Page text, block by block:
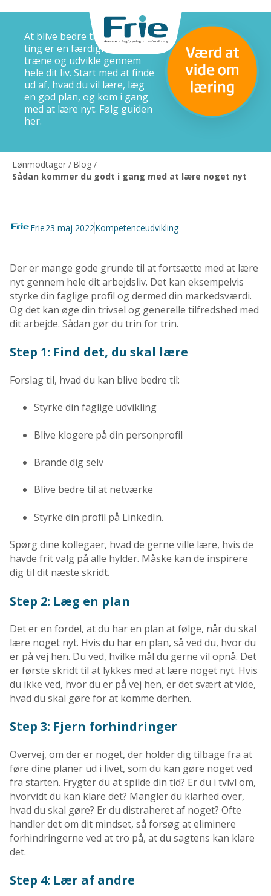
At blive bedre til at lære nye
ting er en færdighed, du kan
træne og udvikle gennem
hele dit liv. Start med at finde
ud af, hvad du vil lære, læg
en god plan, og kom i gang
med at lære nyt. Følg guiden
her.
Lønmodtager / Blog /
Sådan kommer du godt i gang med at lære noget nyt
Frie23 maj 2022Kompetenceudvikling
Der er mange gode grunde til at fortsætte med at lære
nyt gennem hele dit arbejdsliv. Det kan eksempelvis
styrke din faglige profil og dermed din markedsværdi.
Og det kan øge din trivsel og generelle tilfredshed med
dit arbejde. Sådan gør du trin for trin.
Step 1: Find det, du skal lære
Forslag til, hvad du kan blive bedre til:
Styrke din faglige udvikling
Blive klogere på din personprofil
Brande dig selv
Blive bedre til at netværke
Styrke din profil på LinkedIn.
Spørg dine kollegaer, hvad de gerne ville lære, hvis de
havde frit valg på alle hylder. Måske kan de inspirere
dig til dit næste skridt.
Step 2: Læg en plan
Det er en fordel, at du har en plan at følge, når du skal
lære noget nyt. Hvis du har en plan, så ved du, hvor du
er på vej hen. Du ved, hvilke mål du gerne vil opnå. Det
er første skridt til at lykkes med at lære noget nyt. Hvis
du ikke ved, hvor du er på vej hen, er det svært at vide,
hvad du skal gøre for at komme derhen.
Step 3: Fjern forhindringer
Overvej, om der er noget, der holder dig tilbage fra at
føre dine planer ud i livet, som du kan gøre noget ved
fra starten. Frygter du at spilde din tid? Er du i tvivl om,
hvorvidt du kan klare det? Mangler du klarhed over,
hvad du skal gøre? Er du distraheret af noget? Ofte
handler det om dit mindset, så forsøg at eliminere
forhindringerne ved at tro på, at du sagtens kan klare
det.
Step 4: Lær af andre